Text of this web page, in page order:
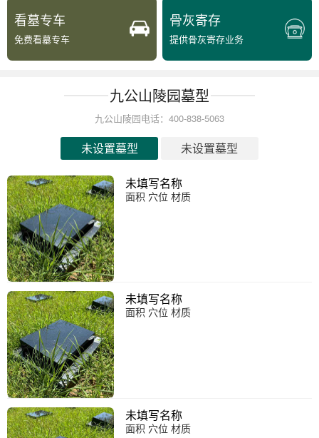
看墓专车
免费看墓专车
骨灰寄存
提供骨灰寄存业务
九公山陵园墓型
九公山陵园电话：400-838-5063
未设置墓型 未设置墓型
未填写名称
面积 穴位 材质
未填写名称
面积 穴位 材质
未填写名称
面积 穴位 材质